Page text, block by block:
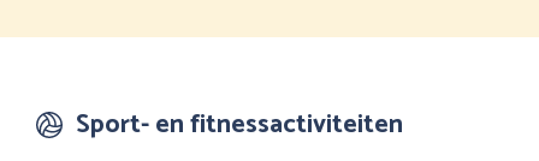
Sport- en fitnessactiviteiten